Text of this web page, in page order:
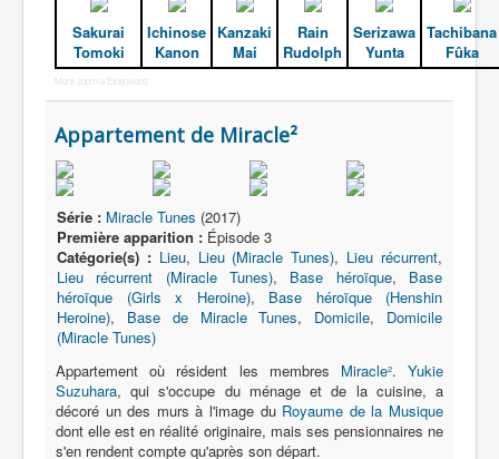
Lieux
Épisodes
Chronologie
Références
Tous
Récurrent
Base Dokudokudan
Base Miracle Tunes
Beauté
Boutique
Bureaux
Concert
Sakurai
Tomoki
Ichinose
Kanon
Kanzaki
Mai
Rain
Rudolph
Serizawa
Yunta
Tachibana
Fûka
More Joomla Extensions
Appartement de Miracle²
Série : Miracle Tunes (2017)
Première apparition : Épisode 3
Catégorie(s) : Lieu, Lieu (Miracle Tunes), Lieu récurrent,
Lieu récurrent (Miracle Tunes), Base héroïque, Base
héroïque (Girls x Heroine), Base héroïque (Henshin
Heroine), Base de Miracle Tunes, Domicile, Domicile
(Miracle Tunes)
Appartement où résident les membres Miracle².Yukie
Suzuhara, qui s'occupe du ménage et de la cuisine, a
décoré un des murs à l'image du Royaume de la Musique
dont elle est en réalité originaire, mais ses pensionnaires ne
s'en rendent compte qu'après son départ.